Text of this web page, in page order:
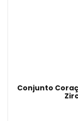
Conjunto